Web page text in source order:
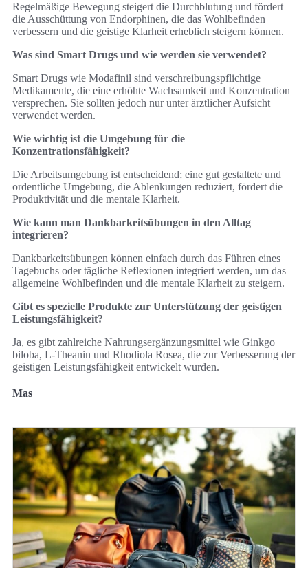
Regelmäßige Bewegung steigert die Durchblutung und fördert
die Ausschüttung von Endorphinen, die das Wohlbefinden
verbessern und die geistige Klarheit erheblich steigern können.
Was sind Smart Drugs und wie werden sie verwendet?
Smart Drugs wie Modafinil sind verschreibungspflichtige
Medikamente, die eine erhöhte Wachsamkeit und Konzentration
versprechen. Sie sollten jedoch nur unter ärztlicher Aufsicht
verwendet werden.
Wie wichtig ist die Umgebung für die
Konzentrationsfähigkeit?
Die Arbeitsumgebung ist entscheidend; eine gut gestaltete und
ordentliche Umgebung, die Ablenkungen reduziert, fördert die
Produktivität und die mentale Klarheit.
Wie kann man Dankbarkeitsübungen in den Alltag
integrieren?
Dankbarkeitsübungen können einfach durch das Führen eines
Tagebuchs oder tägliche Reflexionen integriert werden, um das
allgemeine Wohlbefinden und die mentale Klarheit zu steigern.
Gibt es spezielle Produkte zur Unterstützung der geistigen
Leistungsfähigkeit?
Ja, es gibt zahlreiche Nahrungsergänzungsmittel wie Ginkgo
biloba, L-Theanin und Rhodiola Rosea, die zur Verbesserung der
geistigen Leistungsfähigkeit entwickelt wurden.
Mas